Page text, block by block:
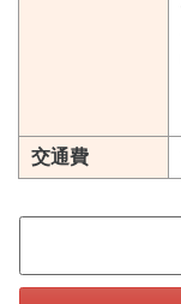
交通費